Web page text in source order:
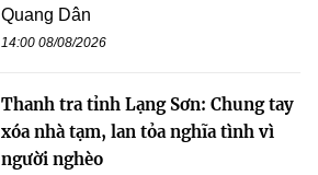
Quang Dân
14:00 08/08/2026
Thanh tra tỉnh Lạng Sơn: Chung tay
xóa nhà tạm, lan tỏa nghĩa tình vì
người nghèo